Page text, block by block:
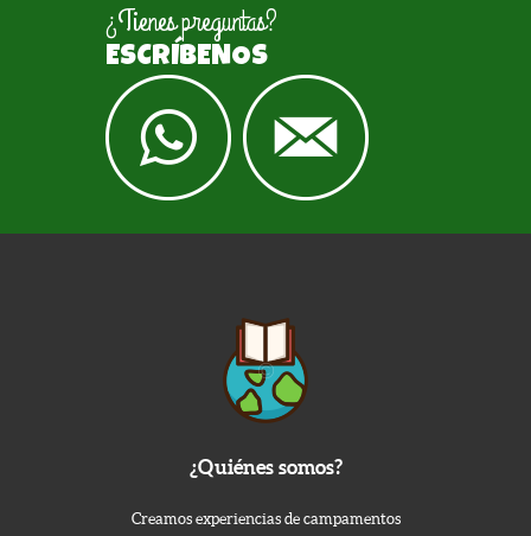
¿Tienes preguntas?
ESCRÍBENOS
¿Quiénes somos?
Creamos experiencias de campamentos